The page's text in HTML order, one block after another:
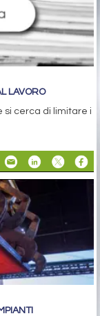
LAVORO
si cerca di limitare i